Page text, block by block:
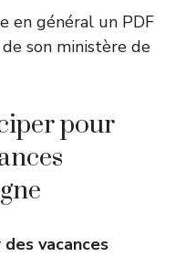
en général un PDF
son ministère de
pour
vacances